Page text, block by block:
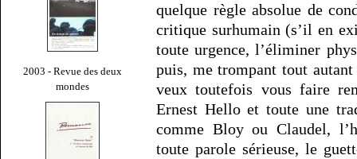
2003 - Revue des deux
mondes
quelque règle absolue de
critique surhumain (s’il en
toute urgence, l’éliminer
puis, me trompant tout autant
veux toutefois vous faire
Ernest Hello et toute une
comme Bloy ou Claudel,
toute parole sérieuse, le